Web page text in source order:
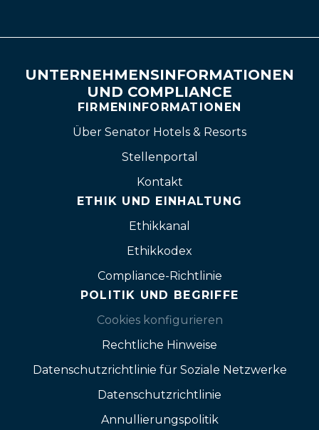
UNTERNEHMENSINFORMATIONEN
UND COMPLIANCE
FIRMENINFORMATIONEN
Über Senator Hotels & Resorts
Stellenportal
Kontakt
ETHIK UND EINHALTUNG
Ethikkanal
Ethikkodex
Compliance-Richtlinie
POLITIK UND BEGRIFFE
Cookies konfigurieren
Rechtliche Hinweise
Datenschutzrichtlinie für Soziale Netzwerke
Datenschutzrichtlinie
Annullierungspolitik